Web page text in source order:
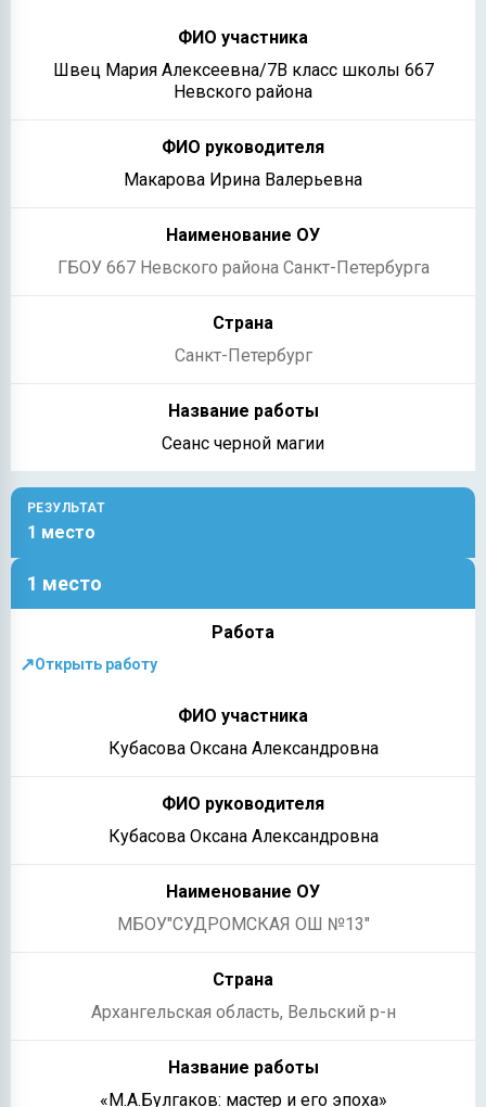
Швец Мария Алексеевна/7В класс школы 667
Невского района
Макарова Ирина Валерьевна
ГБОУ 667 Невского района Санкт-Петербурга
Санкт-Петербург
Сеанс черной магии
РЕЗУЛЬТАТ
1 место
↗Открыть работу
Кубасова Оксана Александровна
Кубасова Оксана Александровна
МБОУ"СУДРОМСКАЯ ОШ №13"
Архангельская область, Вельский р-н
«М.А.Булгаков: мастер и его эпоха»
1 место